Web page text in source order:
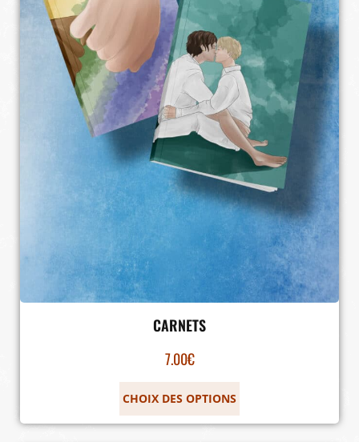
CARNETS
7.00€
CHOIX DES OPTIONS